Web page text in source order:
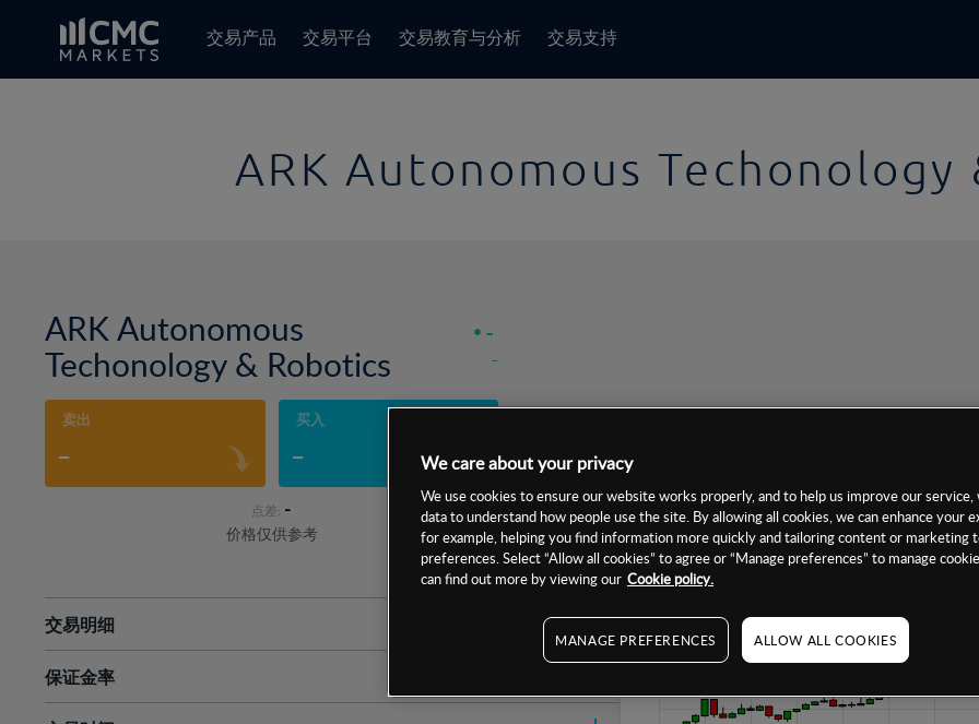
交易产品 交易平台 交易教育与分析 交易支持
ARK Autonomous Techonology
ARK Autonomous
Techonology & Robotics
-
-
卖出
-
买入
-
点差: -
价格仅供参考
1周
1个月
6个月
1年
交易明细
最小数额
保证金率
We care about your privacy
We use cookies to ensure our website works properly, and to help us improve our service,
data to understand how people use the site. By allowing all cookies, we can enhance your
for example, helping you find information more quickly and tailoring content or marketing
preferences. Select “Allow all cookies” to agree or “Manage preferences” to manage
can find out more by viewing our Cookie policy.
MANAGE PREFERENCES ALLOW ALL COOKIES